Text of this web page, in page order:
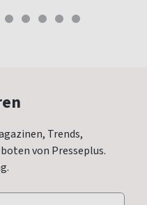
Trends,
von Presseplus.